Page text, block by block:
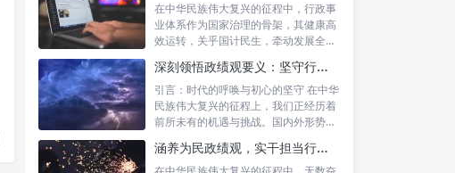
在中华民族伟大复兴的征程中，行政事
业体系作为国家治理的骨架，其健康高
效运转，关乎国计民生，牵动发展全
深刻领悟政绩观要义：坚守行政事业初心，绘就为民服务新篇章
引言：时代的呼唤与初心的坚守 在中华
民族伟大复兴的征程上，我们正经历着
前所未有的机遇与挑战。国内外形势复
涵养为民政绩观，实干担当行稳致远：新时代公仆的价值坐标与实践航向